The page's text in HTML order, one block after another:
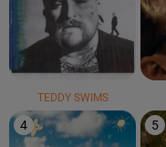
TEDDY SWIMS
4 5